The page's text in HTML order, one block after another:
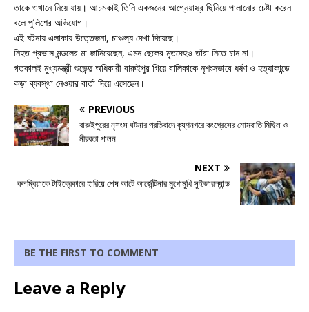
তাকে ওখানে নিয়ে যায়। আচমকাই তিনি একজনের আগ্নেয়াস্ত্র ছিনিয়ে পালানোর চেষ্টা করেন
বলে পুলিশের অভিযোগ।
এই ঘটনায় এলাকায় উত্তেজনা, চাঞ্চল্য দেখা দিয়েছে।
নিহত প্রভাস মন্ডলের মা জানিয়েছেন, এমন ছেলের মৃতদেহও তাঁরা নিতে চান না।
গতকালই মুখ্যমন্ত্রী শুভেন্দু অধিকারী বারুইপুর গিয়ে বালিকাকে নৃশংসভাবে ধর্ষণ ও হত্যাকান্ডে
কড়া ব্যবস্থা নেওয়ার বার্তা দিয়ে এসেছেন।
PREVIOUS
বারুইপুরের নৃশংস ঘটনার প্রতিবাদে কৃষ্ণনগরে কংগ্রেসের মোমবাতি মিছিল ও
নীরবতা পালন
NEXT
কলম্বিয়াকে টাইব্রেকারে হারিয়ে শেষ আটে আর্জেন্টিনার মুখোমুখি সুইজারল্যান্ড
BE THE FIRST TO COMMENT
Leave a Reply